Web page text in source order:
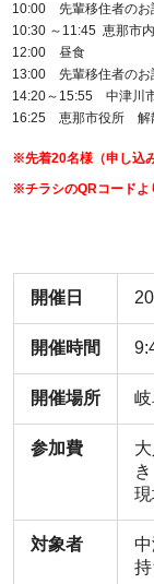
10:00 先輩移住者のお
10:30 ～11:45 恵那市
12:00 昼食
13:00 先輩移住者のお
14:20～15:55 中津川
16:25 恵那市役所 解
※先着20名様（申し込
※チラシのQRコードよ
開催日
開催時間
開催場所
参加費
対象者